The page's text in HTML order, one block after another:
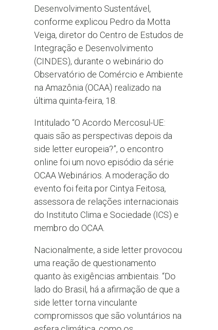
Desenvolvimento Sustentável,
conforme explicou Pedro da Motta
Veiga, diretor do Centro de Estudos de
Integração e Desenvolvimento
(CINDES), durante o webinário do
Observatório de Comércio e Ambiente
na Amazônia (OCAA) realizado na
última quinta-feira, 18.
Intitulado “O Acordo Mercosul-UE:
quais são as perspectivas depois da
side letter europeia?”, o encontro
online foi um novo episódio da série
OCAA Webinários. A moderação do
evento foi feita por Cintya Feitosa,
assessora de relações internacionais
do Instituto Clima e Sociedade (ICS) e
membro do OCAA.
Nacionalmente, a side letter provocou
uma reação de questionamento
quanto às exigências ambientais. “Do
lado do Brasil, há a afirmação de que a
side letter torna vinculante
compromissos que são voluntários na